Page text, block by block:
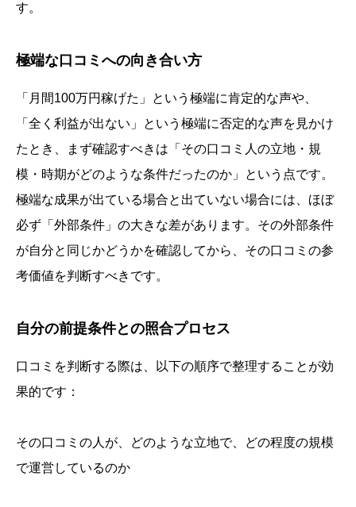
す。
極端な口コミへの向き合い方
「月間100万円稼げた」という極端に肯定的な声や、
「全く利益が出ない」という極端に否定的な声を見かけ
たとき、まず確認すべきは「その口コミ人の立地・規
模・時期がどのような条件だったのか」という点です。
極端な成果が出ている場合と出ていない場合には、ほぼ
必ず「外部条件」の大きな差があります。その外部条件
が自分と同じかどうかを確認してから、その口コミの参
考価値を判断すべきです。
自分の前提条件との照合プロセス
口コミを判断する際は、以下の順序で整理することが効
果的です：
その口コミの人が、どのような立地で、どの程度の規模
で運営しているのか